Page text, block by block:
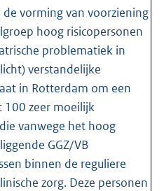
vorming van voorziening
hoog risicopersonen
problematiek in
verstandelijke
in Rotterdam om een
100 zeer moeilijk
vanwege het hoog
GGZ/VB
binnen de reguliere
zorg. Deze personen